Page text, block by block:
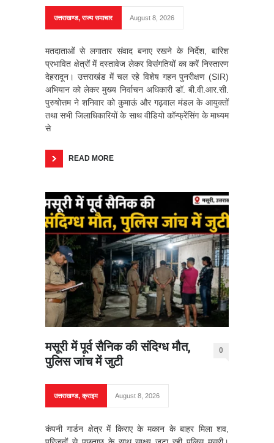
उत्तराखण्ड,राज्य समाचार August 8, 2026
मतदाताओं से लगातार संवाद बनाए रखने के निर्देश, बारिश
प्रभावित क्षेत्रों में दस्तावेज लेकर विसंगतियों का करें निस्तारण
देहरादून। उत्तराखंड में चल रहे विशेष गहन पुनरीक्षण (SIR)
अभियान को लेकर मुख्य निर्वाचन अधिकारी डॉ. बी.वी.आर.सी.
पुरुषोत्तम ने शनिवार को कुमाऊं और गढ़वाल मंडल के आयुक्तों
तथा सभी जिलाधिकारियों के साथ वीडियो कॉन्फ्रेंसिंग के माध्यम
से
READ MORE
मसूरी में पूर्व सैनिक की संदिग्ध मौत,
पुलिस जांच में जुटी
0
उत्तराखण्ड,क्राइम August 8, 2026
कंपनी गार्डन क्षेत्र में किराए के मकान के बाहर मिला शव,